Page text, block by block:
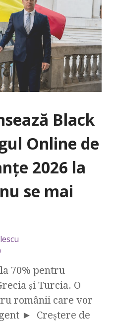
Black
Online de
2026 la
se mai
70% pentru
și Turcia. O
românii care vor
► Creștere de